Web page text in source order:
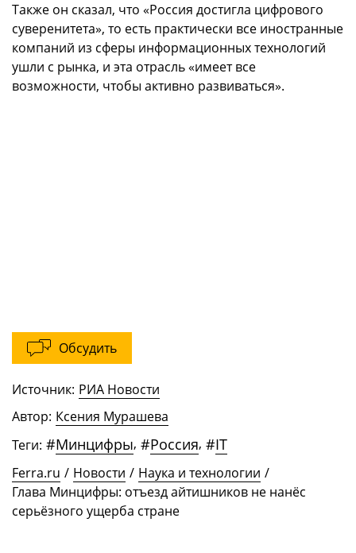
Также он сказал, что «Россия достигла цифрового
суверенитета», то есть практически все иностранные
компаний из сферы информационных технологий
ушли с рынка, и эта отрасль «имеет все
возможности, чтобы активно развиваться».
Обсудить
Источник: РИА Новости
Автор: Ксения Мурашева
Теги: #Минцифры, #Россия, #IT
Ferra.ru / Новости / Наука и технологии /
Глава Минцифры: отъезд айтишников не нанёс
серьёзного ущерба стране